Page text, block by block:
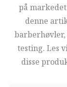
på
denne
testing. Les
disse